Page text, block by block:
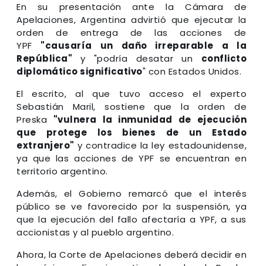
En su presentación ante la Cámara de
Apelaciones, Argentina advirtió que ejecutar la
orden de entrega de las acciones de
YPF "causaría un daño irreparable a la
República" y "podría desatar un conflicto
diplomático significativo" con Estados Unidos.
El escrito, al que tuvo acceso el experto
Sebastián Maril, sostiene que la orden de
Preska "vulnera la inmunidad de ejecución
que protege los bienes de un Estado
extranjero" y contradice la ley estadounidense,
ya que las acciones de YPF se encuentran en
territorio argentino.
Además, el Gobierno remarcó que el interés
público se ve favorecido por la suspensión, ya
que la ejecución del fallo afectaría a YPF, a sus
accionistas y al pueblo argentino.
Ahora, la Corte de Apelaciones deberá decidir en